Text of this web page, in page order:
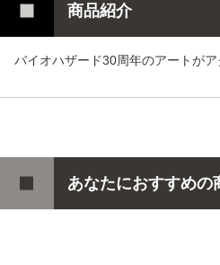
商品紹介
バイオハザード30周年のアートがア
あなたにおすすめの